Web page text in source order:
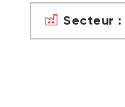
Secteur :